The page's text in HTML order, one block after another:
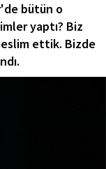
bütün o
yaptı? Biz
ettik. Bizde